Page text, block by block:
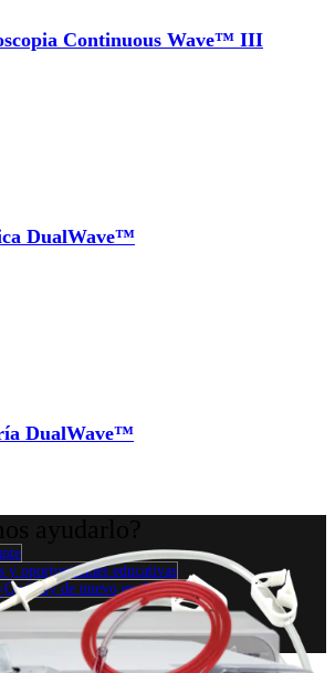
Continuous Wave™ III
DualWave™
DualWave™
y oportunidades educativas
hay de nuevo en Arthrex?